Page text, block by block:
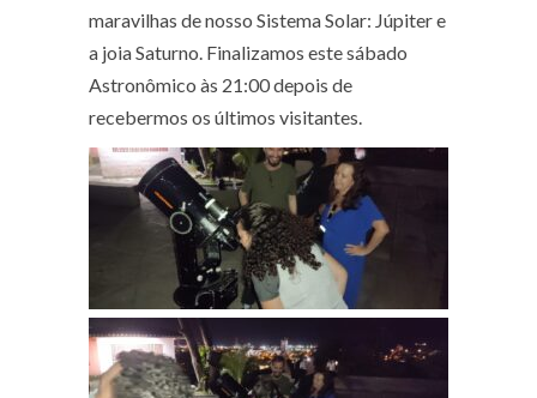
maravilhas de nosso Sistema Solar: Júpiter e
a joia Saturno. Finalizamos este sábado
Astronômico às 21:00 depois de
recebermos os últimos visitantes.